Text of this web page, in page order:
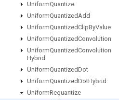
UniformQuantize
UniformQuantizedAdd
UniformQuantizedClipByValue
UniformQuantizedConvolution
UniformQuantizedConvolution
Hybrid
UniformQuantizedDot
UniformQuantizedDotHybrid
UniformRequantize